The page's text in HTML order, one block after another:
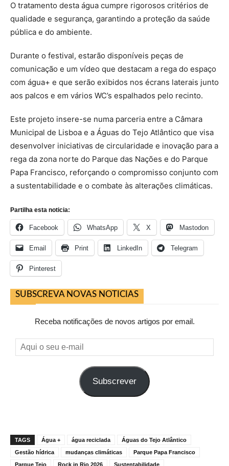
O tratamento desta água cumpre rigorosos critérios de
qualidade e segurança, garantindo a proteção da saúde
pública e do ambiente.
Durante o festival, estarão disponíveis peças de
comunicação e um vídeo que destacam a rega do espaço
com água+ e que serão exibidos nos écrans laterais junto
aos palcos e em vários WC’s espalhados pelo recinto.
Este projeto insere-se numa parceria entre a Câmara
Municipal de Lisboa e a Águas do Tejo Atlântico que visa
desenvolver iniciativas de circularidade e inovação para a
rega da zona norte do Parque das Nações e do Parque
Papa Francisco, reforçando o compromisso conjunto com
a sustentabilidade e o combate às alterações climáticas.
Partilha esta noticia:
Facebook WhatsApp X Mastodon
Email Print LinkedIn Telegram
Pinterest
SUBSCREVA NOVAS NOTICIAS
Receba notificações de novos artigos por email.
Aqui
o
Subscrever
TAGS Água + água reciclada
Águas do Tejo Atlântico
Gestão hídrica
mudanças climáticas
Parque Papa Francisco
Parque Tejo
Rock in Rio 2026 Sustentabilidade